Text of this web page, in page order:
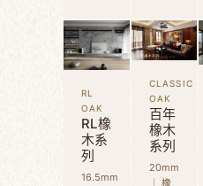
RL
OAK
RL橡
木系
列
16.5mm
CLASSIC
OAK
百年
橡木
系列
20mm
｜ 橡